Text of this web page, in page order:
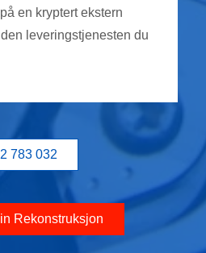
en kryptert ekstern
leveringstjenesten du
783 032
Rekonstruksjon